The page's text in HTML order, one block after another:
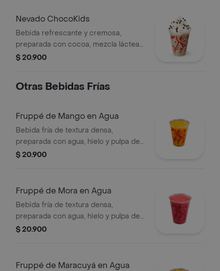
Nevado ChocoKids
Bebida refrescante y cremosa,
preparada con cocoa, mezcla láctea
reducida en azúcar, decorada con
$ 20.900
Otras Bebidas Frías
Fruppé de Mango en Agua
Bebida fría de textura densa,
preparada con agua, hielo y pulpa de
mango. Contiene azúcar añadida.
$ 20.900
Fruppé de Mora en Agua
Bebida fría de textura densa,
preparada con agua, hielo y pulpa de
mora. Contiene azúcar añadida.
$ 20.900
Fruppé de Maracuyá en Agua